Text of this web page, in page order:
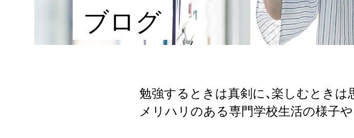
ブログ
勉強するときは真剣に、楽しむときは
メリハリのある専門学校生活の様子